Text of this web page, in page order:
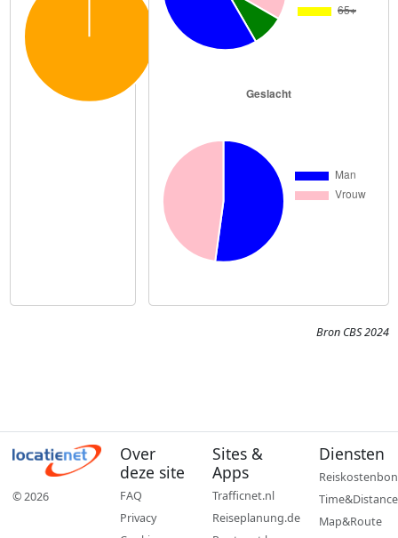
Bron CBS 2024
© 2026
Over
deze site
FAQ
Privacy
Sites &
Apps
Trafficnet.nl
Reiseplanung.de
Diensten
Reiskostenbon
Time&Distance
Map&Route